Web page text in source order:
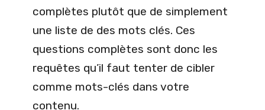
complètes plutôt que de simplement
une liste de des mots clés. Ces
questions complètes sont donc les
requêtes qu’il faut tenter de cibler
comme mots-clés dans votre
contenu.